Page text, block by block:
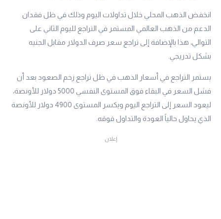
انخفض الذهب المحلي خلال تداولات اليوم وذلك في ظل فقدان
الدعم من الذهب العالمي المستمر في التراجع لليوم الثاني على
التوالي، هذا بالإضافة إلى تراجع سعر صرف الدولار مقابل الجنيه
بشكل تدريجي.
يستمر التراجع في أسعار الذهب في ظل تراجع زخم الصعود بعد أن
فشل السعر في البقاء فوق المستوى النفسي 5000 دولار للأونصة،
ليعود السعر إلى التراجع اليوم ويكسر المستوى 4900 دولار للأونصة
الذي يحاول حالياً العودة والتداول فوقه.
إعلان